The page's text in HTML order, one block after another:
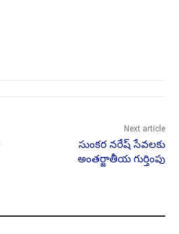
Next article
సుంకర నరేష్‌ సేవలకు
అంతర్జాతీయ గుర్తింపు